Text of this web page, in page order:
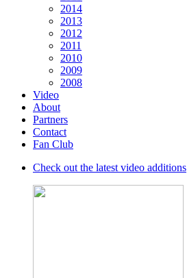
2014
2013
2012
2011
2010
2009
2008
Video
About
Partners
Contact
Fan Club
Check out the latest video additions